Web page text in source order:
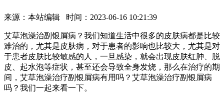
来源：本站编辑 时间：2023-06-16 10:21:39
艾草泡澡治副银屑病？我们知道生活中很多的皮肤病都是比较
难治的，尤其是皮肤病，对于患者的影响也比较大，尤其是对
于患者皮肤比较敏感的人，一旦感染，就会出现皮肤红肿、脱
皮、起水泡等症状，甚至还会导致全身发烧，那么在治疗的期
间，艾草泡澡治疗副银屑病有用吗？艾草泡澡治疗副银屑病
吗？我们一起来看一下。